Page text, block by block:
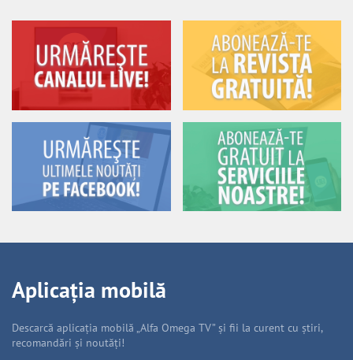
Aplicația mobilă
Descarcă aplicația mobilă „Alfa Omega TV” și fii la curent cu știri,
recomandări și noutăți!